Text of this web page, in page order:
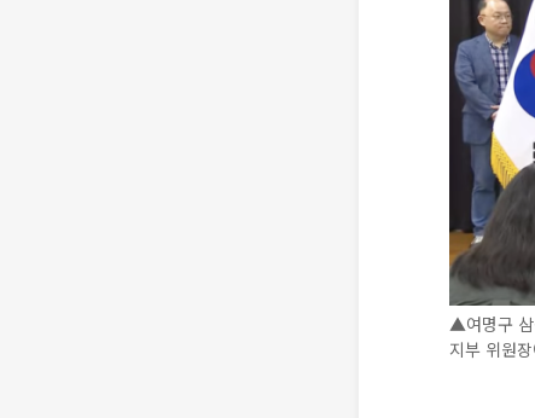
▲여명구 삼
지부 위원